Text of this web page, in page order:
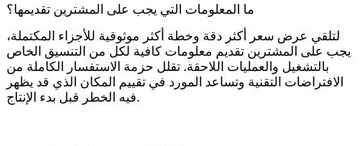
ما المعلومات التي يجب على المشترين تقديمها؟
لتلقي عرض سعر أكثر دقة وخطة أكثر موثوقية للأجزاء المكتملة،
يجب على المشترين تقديم معلومات كافية لكل من التنسيق الخاص
بالتشغيل والعمليات اللاحقة. تقلل حزمة الاستفسار الكاملة من
الافتراضات التقنية وتساعد المورد في تقييم المكان الذي قد يظهر
فيه الخطر قبل بدء الإنتاج.